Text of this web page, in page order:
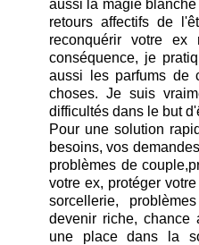
aussi la magie
retours affectifs de
reconquérir votre
conséquence, je
aussi les parfums de
choses. Je suis
difficultés dans le but
Pour une solution
besoins, vos
problèmes de
votre ex, protéger
sorcellerie,
devenir riche, chance
une place dans la